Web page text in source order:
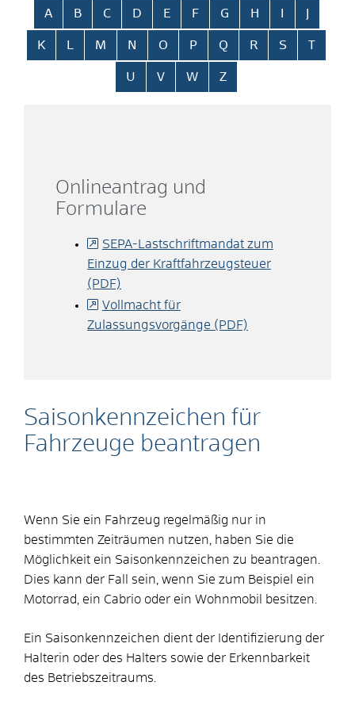
Alphabetisches Register überspringen
A B C D E F G H
K L M N O P Q R S T
U V W Z
Saisonkennzeichen für
Fahrzeuge beantragen
Wenn Sie ein Fahrzeug regelmäßig nur in
bestimmten Zeiträumen nutzen, haben Sie die
Möglichkeit ein Saisonkennzeichen zu beantragen.
Dies kann der Fall sein, wenn Sie zum Beispiel ein
Motorrad, ein Cabrio oder ein Wohnmobil besitzen.
Ein Saisonkennzeichen dient der Identifizierung der
Halterin oder des Halters sowie der Erkennbarkeit
des Betriebszeitraums.
Onlineantrag und
Formulare
SEPA-Lastschriftmandat zum
Einzug der Kraftfahrzeugsteuer
(PDF)
Vollmacht für
Zulassungsvorgänge (PDF)